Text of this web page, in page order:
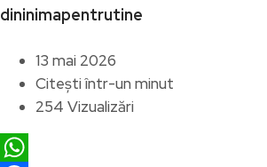
dininimapentrutine
13 mai 2026
Citești într-un minut
254 Vizualizări